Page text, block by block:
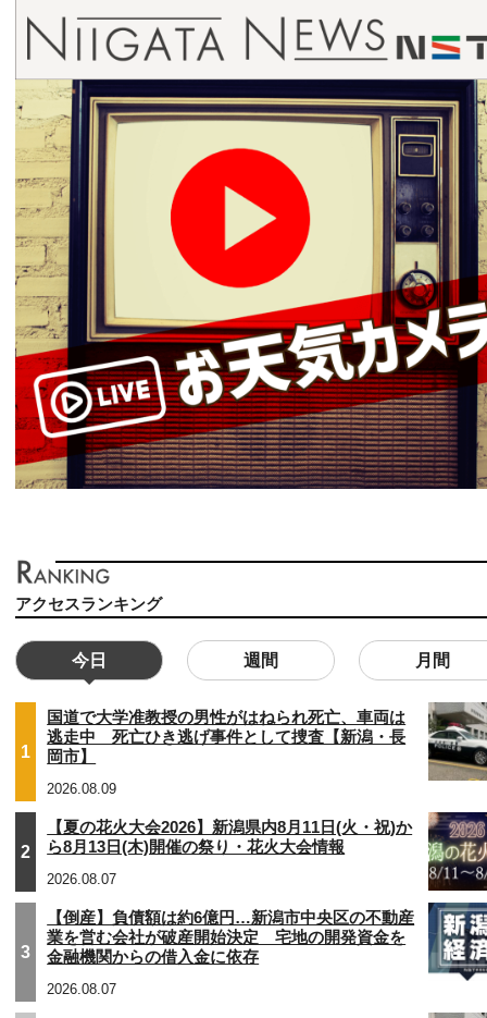
アクセスランキング
今日 週間 月間
1
国道で大学准教授の男性がはねられ死亡、車両は
逃走中 死亡ひき逃げ事件として捜査【新潟・長
岡市】
2026.08.09
2
【夏の花火大会2026】新潟県内8月11日(火・祝)か
ら8月13日(木)開催の祭り・花火大会情報
2026.08.07
3
【倒産】負債額は約6億円…新潟市中央区の不動産
業を営む会社が破産開始決定 宅地の開発資金を
金融機関からの借入金に依存
2026.08.07